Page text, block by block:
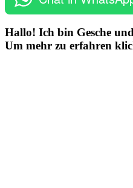
Hallo! Ich bin Gesche
Um mehr zu erfahren